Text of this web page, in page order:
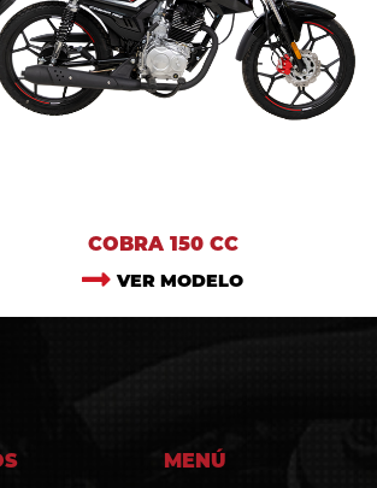
COBRA 150 CC
VER MODELO
MENÚ